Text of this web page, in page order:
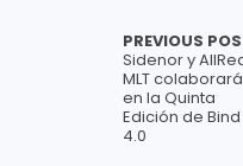
PREVIOUS
Sidenor y
MLT
en la Quinta
Edición de Bind
4.0